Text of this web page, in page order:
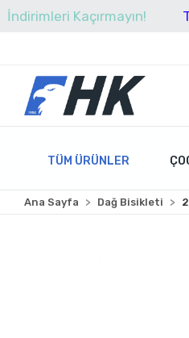
Kaçırmayın! Tüm
TÜM ÜRÜNLER
Ana Sayfa Dağ Bisikleti